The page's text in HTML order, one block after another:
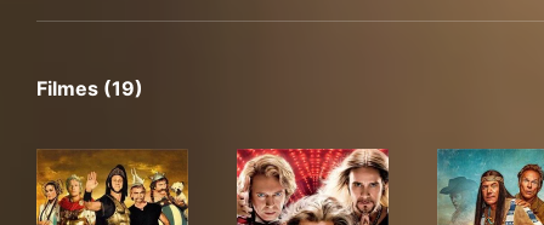
Filmes (19)